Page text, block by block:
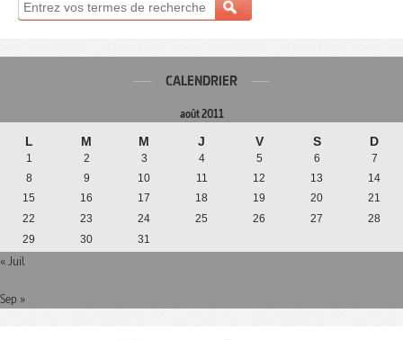
CALENDRIER
août 2011
L M M J V S D
1 2 3 4 5 6
7
8
9 10 11 12 13
14
15
16 17 18 19 20
21
22
23 24 25 26 27
28
29
30 31
« Juil
Sep »